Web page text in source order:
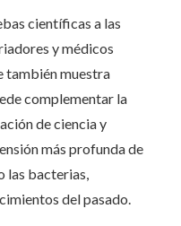
científicas a las
y médicos
también muestra
complementar la
de ciencia y
más profunda de
las bacterias,
del pasado.